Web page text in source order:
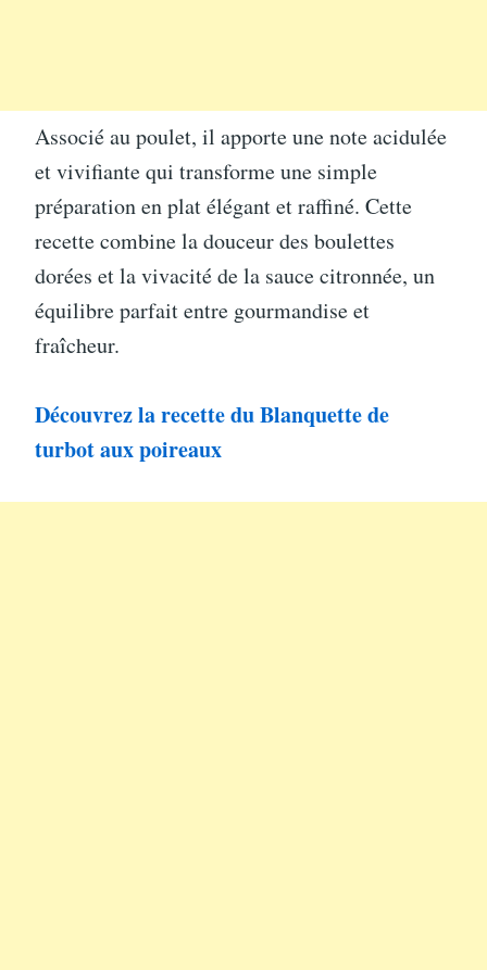
Associé au poulet, il apporte une note acidulée
et vivifiante qui transforme une simple
préparation en plat élégant et raffiné. Cette
recette combine la douceur des boulettes
dorées et la vivacité de la sauce citronnée, un
équilibre parfait entre gourmandise et
fraîcheur.
Découvrez la recette du Blanquette de
turbot aux poireaux